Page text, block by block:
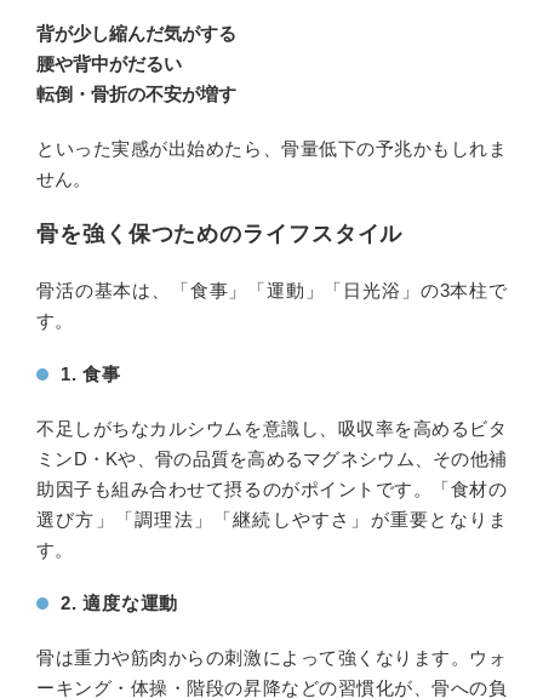
背が少し縮んだ気がする
腰や背中がだるい
転倒・骨折の不安が増す
といった実感が出始めたら、骨量低下の予兆かもしれま
せん。
骨を強く保つためのライフスタイル
骨活の基本は、「食事」「運動」「日光浴」の3本柱で
す。
1. 食事
不足しがちなカルシウムを意識し、吸収率を高めるビタ
ミンD・Kや、骨の品質を高めるマグネシウム、その他補
助因子も組み合わせて摂るのがポイントです。「食材の
選び方」「調理法」「継続しやすさ」が重要となりま
す。
2. 適度な運動
骨は重力や筋肉からの刺激によって強くなります。ウォ
ーキング・体操・階段の昇降などの習慣化が、骨への負